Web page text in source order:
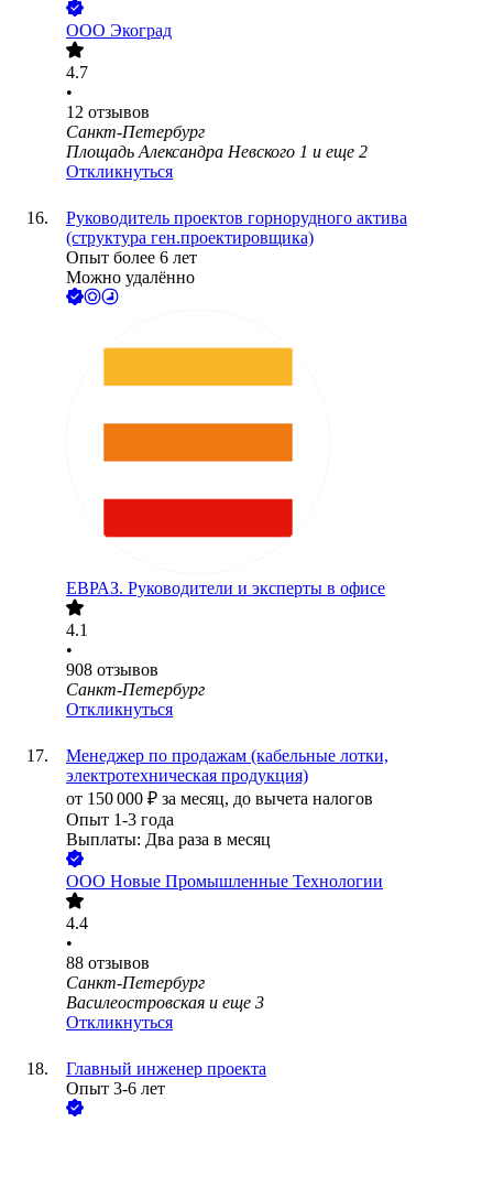
ООО Экоград
4.7
•
12 отзывов
Санкт-Петербург
Площадь Александра Невского 1 и еще 2
Откликнуться
Руководитель проектов горнорудного актива
(структура ген.проектировщика)
Опыт более 6 лет
Можно удалённо
ЕВРАЗ. Руководители и эксперты в офисе
4.1
•
908 отзывов
Санкт-Петербург
Откликнуться
Менеджер по продажам (кабельные лотки,
электротехническая продукция)
от 150 000 ₽ за месяц, до вычета налогов
Опыт 1-3 года
Выплаты: Два раза в месяц
ООО Новые Промышленные Технологии
4.4
•
88 отзывов
Санкт-Петербург
Василеостровская и еще 3
Откликнуться
Главный инженер проекта
Опыт 3-6 лет